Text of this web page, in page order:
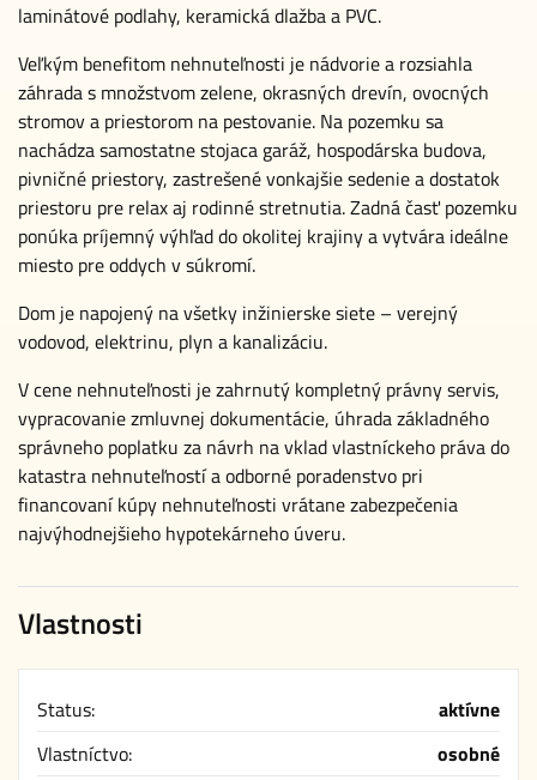
laminátové podlahy, keramická dlažba a PVC.
Veľkým benefitom nehnuteľnosti je nádvorie a rozsiahla
záhrada s množstvom zelene, okrasných drevín, ovocných
stromov a priestorom na pestovanie. Na pozemku sa
nachádza samostatne stojaca garáž, hospodárska budova,
pivničné priestory, zastrešené vonkajšie sedenie a dostatok
priestoru pre relax aj rodinné stretnutia. Zadná časť pozemku
ponúka príjemný výhľad do okolitej krajiny a vytvára ideálne
miesto pre oddych v súkromí.
Dom je napojený na všetky inžinierske siete – verejný
vodovod, elektrinu, plyn a kanalizáciu.
V cene nehnuteľnosti je zahrnutý kompletný právny servis,
vypracovanie zmluvnej dokumentácie, úhrada základného
správneho poplatku za návrh na vklad vlastníckeho práva do
katastra nehnuteľností a odborné poradenstvo pri
financovaní kúpy nehnuteľnosti vrátane zabezpečenia
najvýhodnejšieho hypotekárneho úveru.
Vlastnosti
Status:
aktívne
Vlastníctvo:
osobné